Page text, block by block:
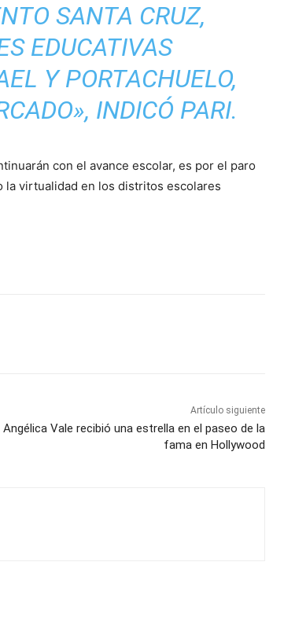
SANTA CRUZ,
EDUCATIVAS
Y PORTACHUELO,
INDICÓ PARI.
con el avance escolar, es por el paro
la virtualidad en los distritos escolares
Artículo siguiente
Angélica Vale recibió una estrella en el paseo de la
fama en Hollywood